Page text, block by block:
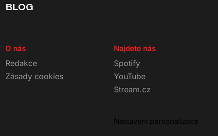
BLOG
O nás
Redakce
Zásady cookies
Najdete nás
Spotify
YouTube
Stream.cz
Nastavení personalizace